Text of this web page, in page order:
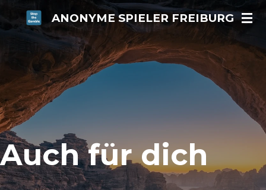
Zum
Hauptinhalt
springen
ANONYME SPIELER FREIBURG
Wer sein Ziel